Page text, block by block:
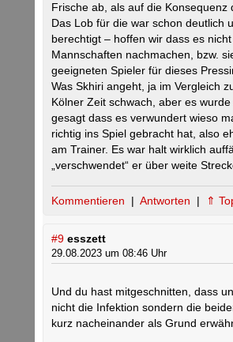
Frische ab, als auf die Konsequenz
Das Lob für die war schon deutlich
berechtigt – hoffen wir dass es
Mannschaften nachmachen, bzw.
geeigneten Spieler für dieses
Was Skhiri angeht, ja im Vergleich
Kölner Zeit schwach, aber es
gesagt dass es verwundert wieso
richtig ins Spiel gebracht hat, also
am Trainer. Es war halt wirklich
„verschwendet“ er über weite
Kommentieren | Antworten | ⇑
#9 esszett
29.08.2023 um 08:46 Uhr
Und du hast mitgeschnitten, dass
nicht die Infektion sondern die
kurz nacheinander als Grund